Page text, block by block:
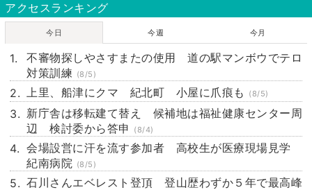
アクセスランキング
今日 今週 今月
不審物探しやさすまたの使用 道の駅マンボウでテロ
対策訓練 (8/5)
上里、船津にクマ 紀北町 小屋に爪痕も (8/5)
新庁舎は移転建て替え 候補地は福祉健康センター周
辺 検討委から答申
(8/4)
会場設営に汗を流す参加者 高校生が医療現場見学
紀南病院 (8/5)
石川さんエベレスト登頂 登山歴わずか５年で最高峰